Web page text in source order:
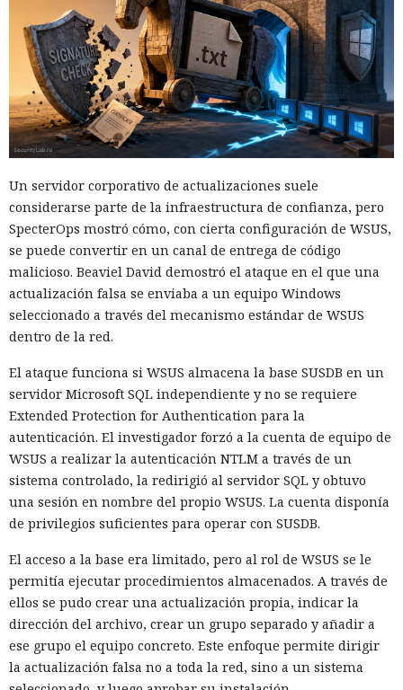
Un servidor corporativo de actualizaciones suele
considerarse parte de la infraestructura de confianza, pero
SpecterOps mostró cómo, con cierta configuración de WSUS,
se puede convertir en un canal de entrega de código
malicioso. Beaviel David demostró el ataque en el que una
actualización falsa se enviaba a un equipo Windows
seleccionado a través del mecanismo estándar de WSUS
dentro de la red.
El ataque funciona si WSUS almacena la base SUSDB en un
servidor Microsoft SQL independiente y no se requiere
Extended Protection for Authentication para la
autenticación. El investigador forzó a la cuenta de equipo de
WSUS a realizar la autenticación NTLM a través de un
sistema controlado, la redirigió al servidor SQL y obtuvo
una sesión en nombre del propio WSUS. La cuenta disponía
de privilegios suficientes para operar con SUSDB.
El acceso a la base era limitado, pero al rol de WSUS se le
permitía ejecutar procedimientos almacenados. A través de
ellos se pudo crear una actualización propia, indicar la
dirección del archivo, crear un grupo separado y añadir a
ese grupo el equipo concreto. Este enfoque permite dirigir
la actualización falsa no a toda la red, sino a un sistema